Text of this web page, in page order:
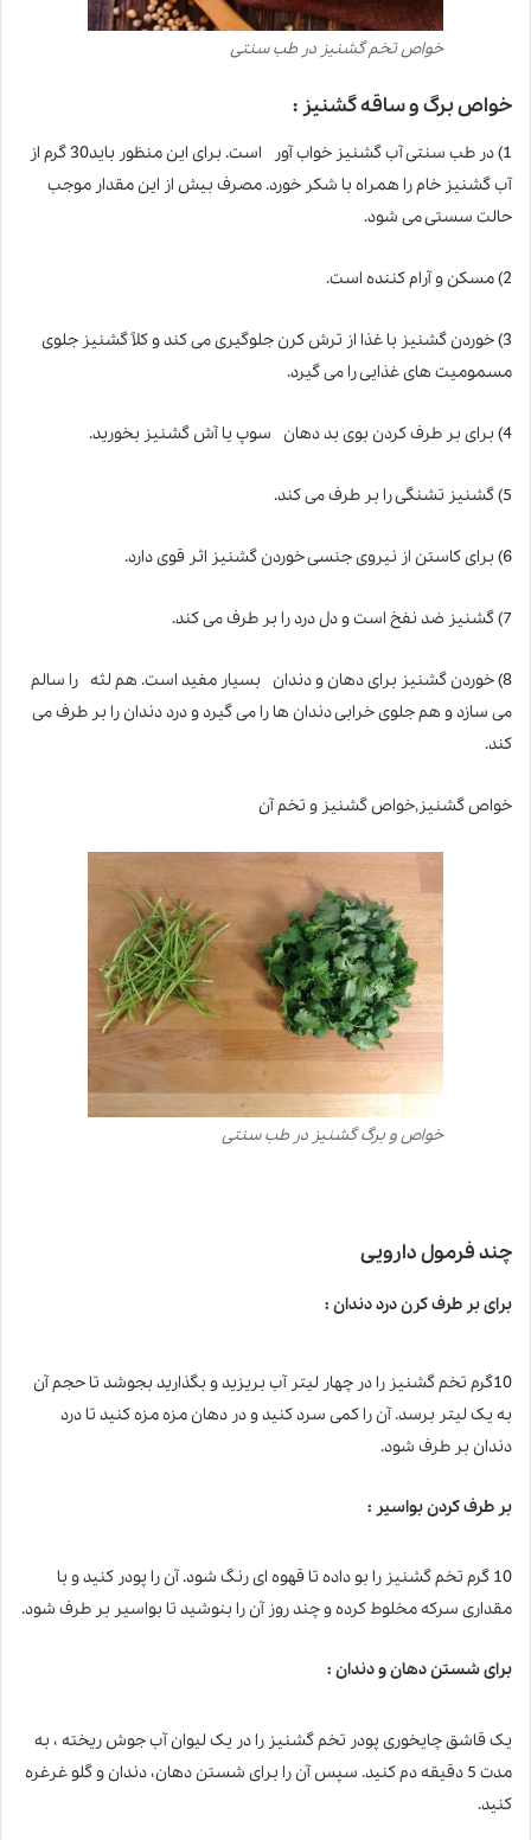
خواص تخم گشنیز در طب سنتی
خواص برگ و ساقه گشنیز :
1) در طب سنتی
آب گشنیز خواب آور است. برای این منظور باید30 گرم از
آب گشنیز خام را همراه با شکر خورد. مصرف بیش از این مقدار موجب
حالت سستی می شود.
2) مسکن و آرام کننده است.
3) خوردن گشنیز با غذا از ترش کرن جلوگیری می کند و کلاً گشنیز جلوی
مسمومیت های غذایی را می گیرد.
4) برای بر طرف کردن بوی بد دهان سوپ یا آش گشنیز بخورید.
5) گشنیز تشنگی را بر طرف می کند.
6) برای کاستن از نیروی جنسی خوردن گشنیز اثر قوی دارد.
7) گشنیز ضد نفخ است و دل درد را بر طرف می کند.
8) خوردن گشنیز برای دهان و دندان بسیار مفید است. هم لثه را سالم
می سازد و هم جلوی خرابی دندان ها را می گیرد و درد دندان را بر طرف می
کند.
خواص گشنیز,خواص گشنیز و تخم آن
خواص و برگ گشنیز در طب سنتی
چند فرمول دارویی
برای بر طرف کرن درد دندان :
10گرم تخم گشنیز را در چهار لیتر آب بریزید و بگذارید بجوشد تا حجم آن
به یک لیتر برسد. آن را کمی سرد کنید و در دهان مزه مزه کنید تا درد
دندان بر طرف شود.
بر طرف کردن بواسیر :
10 گرم تخم گشنیز را بو داده تا قهوه ای رنگ شود. آن را پودر کنید و با
مقداری سرکه مخلوط کرده و چند روز آن را بنوشید تا بواسیر بر طرف شود.
برای شستن دهان و دندان :
یک قاشق چایخوری پودر تخم گشنیز را در یک لیوان آب جوش ریخته ، به
مدت 5 دقیقه دم کنید. سپس آن را برای شستن دهان، دندان و گلو غرغره
کنید.